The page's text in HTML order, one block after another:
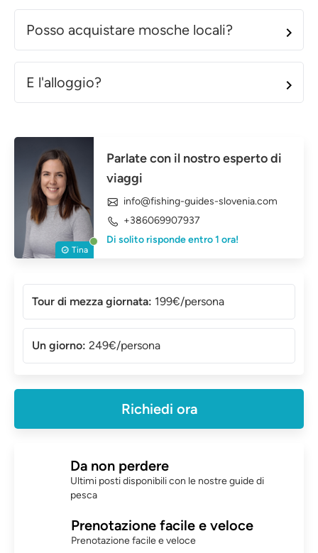
Posso acquistare mosche locali?
E l'alloggio?
Tina
Parlate con il nostro esperto di
viaggi
info@fishing-guides-slovenia.com
+386069907937
Di solito risponde entro 1 ora!
Tour di mezza giornata: 199€/persona
Un giorno: 249€/persona
Richiedi ora
Da non perdere
Ultimi posti disponibili con le nostre guide di
pesca
Prenotazione facile e veloce
Prenotazione facile e veloce